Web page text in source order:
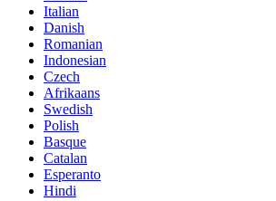
Italian
Danish
Romanian
Indonesian
Czech
Afrikaans
Swedish
Polish
Basque
Catalan
Esperanto
Hindi